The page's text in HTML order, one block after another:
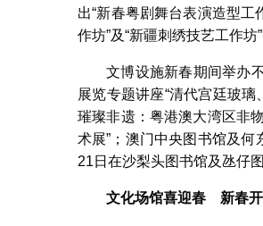
出“新春粤剧舞台表演造型工
作坊”及“新疆刺绣技艺工作
文博设施新春期间举办
展览专题讲座“清代宫廷玻
璀璨非遗：粤港澳大湾区非
术展”；澳门中央图书馆及
21日在沙梨头图书馆及氹仔
文化场馆喜迎春 新春开